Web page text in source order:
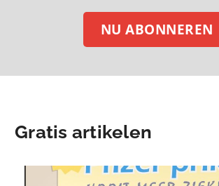
NU ABONNEREN
Gratis artikelen